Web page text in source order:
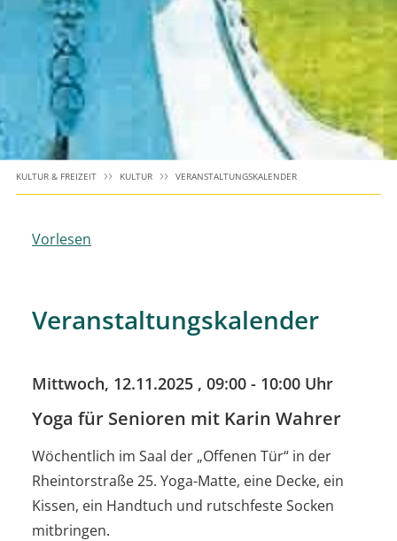
KULTUR & FREIZEIT KULTUR VERANSTALTUNGSKALENDER
Vorlesen
Veranstaltungskalender
Mittwoch, 12.11.2025 , 09:00 - 10:00 Uhr
Yoga für Senioren mit Karin Wahrer
Wöchentlich im Saal der „Offenen Tür“ in der
Rheintorstraße 25. Yoga-Matte, eine Decke, ein
Kissen, ein Handtuch und rutschfeste Socken
mitbringen.